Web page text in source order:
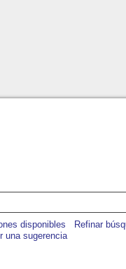
Refinar
una sugerencia